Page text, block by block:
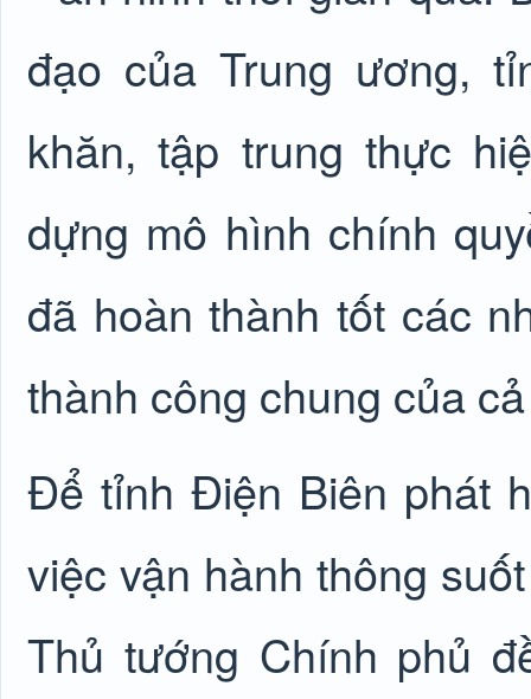
đạo của Trung ương,
khăn, tập trung thực
dựng mô hình chính
đã hoàn thành tốt các
thành công chung của
Để tỉnh Điện Biên phát
việc vận hành thông
Thủ tướng Chính phủ